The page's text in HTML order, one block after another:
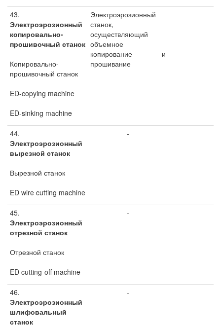
43.
Электроэрозионный
копировально-
прошивочный станок
Копировально-
прошивочный станок
ED-copying machine
ED-sinking machine
Электроэрозионный
станок,
осуществляющий
объемное
копирование и
прошивание
44.
Электроэрозионный
вырезной станок
Вырезной станок
ED wire cutting machine
-
45.
Электроэрозионный
отрезной станок
Отрезной станок
ED cutting-off machine
-
46.
Электроэрозионный
шлифовальный
станок
-